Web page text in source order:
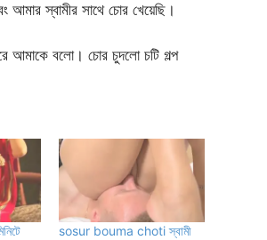
আমার স্বামীর সাথে চোর খেয়েছি।
আমাকে বলো। চোর চুদলো চটি গল্প
sosur bouma choti স্বামী